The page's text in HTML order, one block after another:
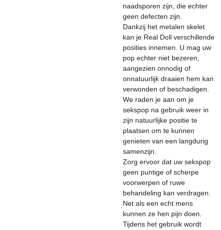
naadsporen zijn, die echter
geen defecten zijn.
Dankzij het metalen skelet
kan je Real Doll verschillende
posities innemen. U mag uw
pop echter niet bezeren,
aangezien onnodig of
onnatuurlijk draaien hem kan
verwonden of beschadigen.
We raden je aan om je
sekspop na gebruik weer in
zijn natuurlijke positie te
plaatsen om te kunnen
genieten van een langdurig
samenzijn.
Zorg ervoor dat uw sekspop
geen puntige of scherpe
voorwerpen of ruwe
behandeling kan verdragen.
Net als een echt mens
kunnen ze hen pijn doen.
Tijdens het gebruik wordt